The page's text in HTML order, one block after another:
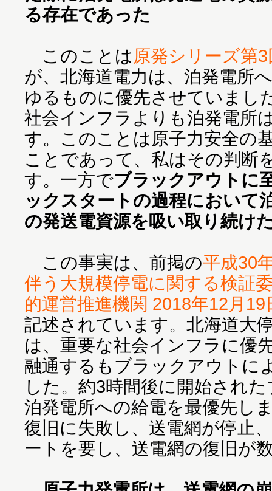
る存在であった
このことは原発シリーズ第3
が、北海道電力は、泊発電所
ゆるものに優先させていまし
社会インフラよりも泊発電所
す。このことは原子力安全の
ことであって、私はその判断
す。一方でブラックアウトに
ックスタートの過程において
の発送電資源を吸い取り続け
この事実は、前掲の平成30
伴う大規模停電に関する検証
的運営推進機関 2018年12月19
記述されています。北海道大
は、重要な社会インフラに優
融通するもブラックアウトに
した。約3時間後に開始され
泊発電所への給電を最優先し
復旧に失敗し、送電網が停止
ートを要し、送電網の復旧が